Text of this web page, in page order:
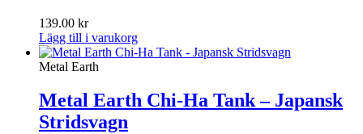
139.00 kr
Lägg till i varukorg
Metal Earth
Metal Earth Chi-Ha Tank – Japansk
Stridsvagn